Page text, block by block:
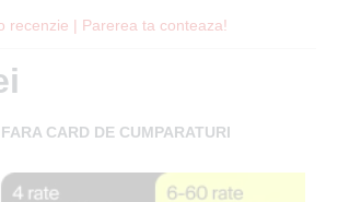
recenzie | Parerea ta conteaza!
CARD DE CUMPARATURI